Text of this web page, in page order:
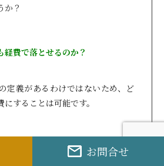
お問合せ
か？
経費で落とせるのか？
定義があるわけではないため、ど
することは可能です。
は、税務調査において、社長車と